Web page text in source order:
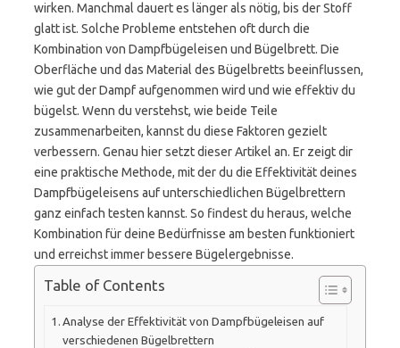
wirken. Manchmal dauert es länger als nötig, bis der Stoff
glatt ist. Solche Probleme entstehen oft durch die
Kombination von Dampfbügeleisen und Bügelbrett. Die
Oberfläche und das Material des Bügelbretts beeinflussen,
wie gut der Dampf aufgenommen wird und wie effektiv du
bügelst. Wenn du verstehst, wie beide Teile
zusammenarbeiten, kannst du diese Faktoren gezielt
verbessern. Genau hier setzt dieser Artikel an. Er zeigt dir
eine praktische Methode, mit der du die Effektivität deines
Dampfbügeleisens auf unterschiedlichen Bügelbrettern
ganz einfach testen kannst. So findest du heraus, welche
Kombination für deine Bedürfnisse am besten funktioniert
und erreichst immer bessere Bügelergebnisse.
Table of Contents
Analyse der Effektivität von Dampfbügeleisen auf
verschiedenen Bügelbrettern